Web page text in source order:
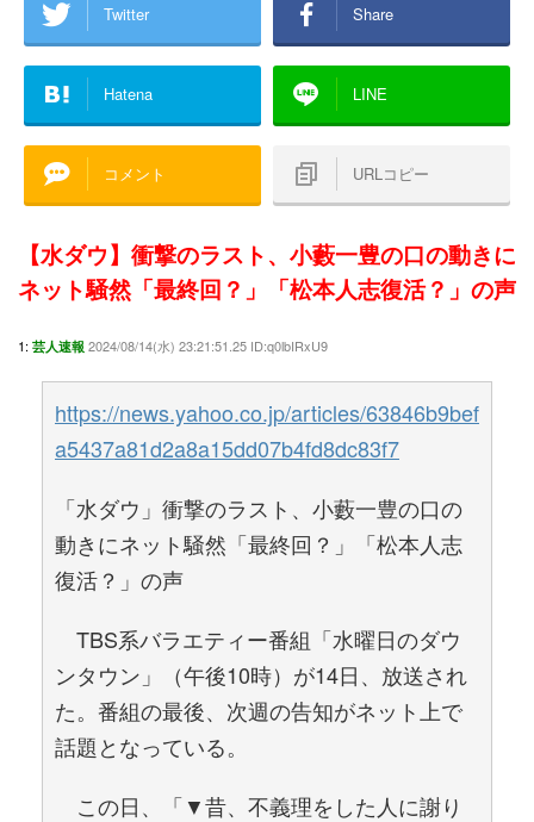
Twitter Share
Hatena LINE
コメント URLコピー
【水ダウ】衝撃のラスト、小藪一豊の口の動きに
ネット騒然「最終回？」「松本人志復活？」の声
1: 芸人速報 2024/08/14(水) 23:21:51.25 ID:q0lbIRxU9
https://news.yahoo.co.jp/articles/63846b9bef
a5437a81d2a8a15dd07b4fd8dc83f7
「水ダウ」衝撃のラスト、小藪一豊の口の
動きにネット騒然「最終回？」「松本人志
復活？」の声
TBS系バラエティー番組「水曜日のダウ
ンタウン」（午後10時）が14日、放送され
た。番組の最後、次週の告知がネット上で
話題となっている。
この日、「▼昔、不義理をした人に謝り